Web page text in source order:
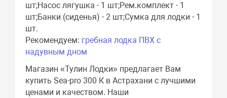
шт;Насос лягушка - 1 шт;Рем.комплект - 1
шт;Банки (сиденья) - 2 шт;Сумка для лодки - 1
шт.
Рекомендуем: гребная лодка ПВХ с
надувным дном
Магазин «Тулин Лодки» предлагает Вам
купить Sea-pro 300 К в Астрахани с лучшими
ценами и качеством. Наши